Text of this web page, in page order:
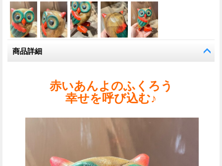
商品詳細
赤いあんよのふくろう
幸せを呼び込む♪